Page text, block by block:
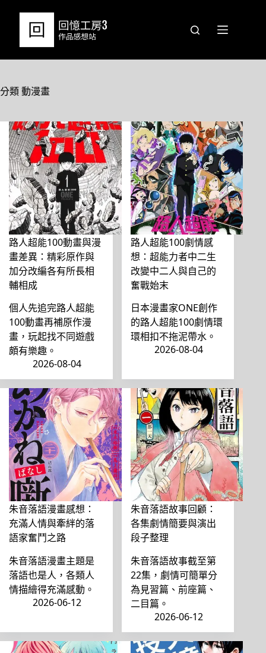
分類動漫畫
路人超能100動畫與漫
畫差異：精彩原作與
加分改編各有所長相
輔相成
個人先追完路人超能
100動畫再補原作漫
畫，玩起找不同遊戲
頗有樂趣。
2026-08-04
路人超能100劇情感
想：超能力者中二生
改變中二人與自己的
奮戰始末
日本漫畫家ONE創作
的路人超能100劇情環
環相扣不拖泥帶水。
2026-08-04
朱音落語漫畫感想：
充滿人情與牽絆的落
語家奮鬥之路
朱音落語漫畫主題是
落語也是人，各類人
情描繪得充滿感動。
2026-06-12
朱音落語故事回顧：
各集劇情簡要與演出
段子整理
朱音落語故事截至第
22集，劇情可簡單分
為見習篇、前座篇、
二目篇。
2026-06-12